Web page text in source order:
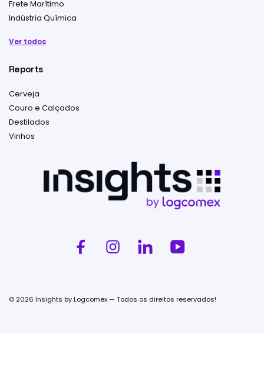
Frete Marítimo
Indústria Química
Ver todos
Reports
Cerveja
Couro e Calçados
Destilados
Vinhos
© 2026 Insights by Logcomex — Todos os direitos reservados!